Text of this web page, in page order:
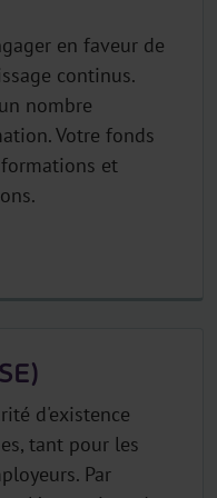
en faveur de
continus.
nombre
Votre fonds
et
d'existence
tant pour les
Par